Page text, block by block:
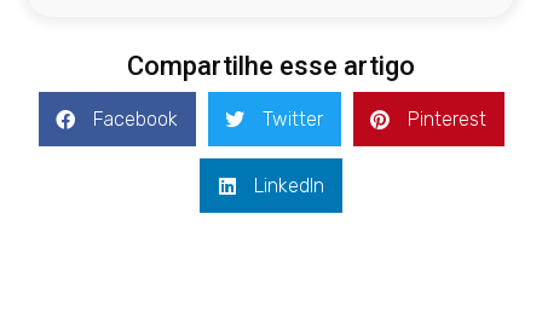
Compartilhe esse artigo
Facebook Twitter Pinterest
LinkedIn